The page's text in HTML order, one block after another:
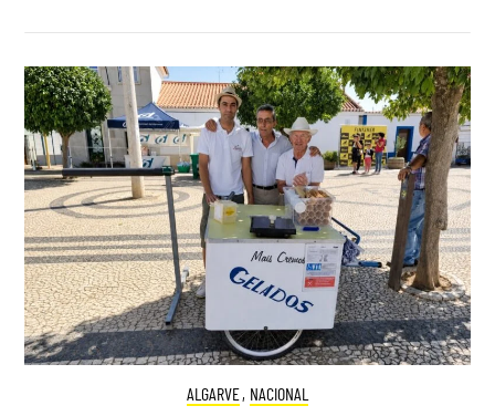
ALGARVE, NACIONAL